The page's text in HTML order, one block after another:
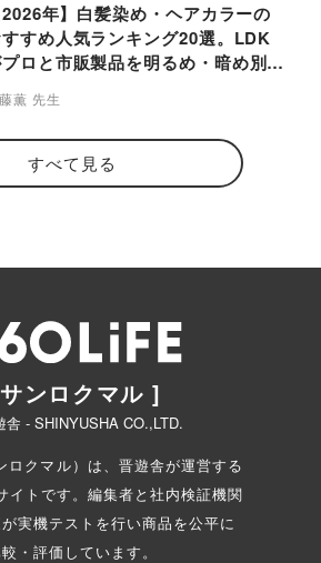
2026年】白髪染め・ヘアカラーの
すめ人気ランキング20選。LDK
ロと市販製品を明るめ・暗め別に
薫 先生
すべて見る
ンロクマル ]
- SHINYUSHA CO.,LTD.
ロクマル）は、晋遊舎が運営する
イトです。編集者と社内検証機関
実機テストを行い商品を公平に
・評価しています。